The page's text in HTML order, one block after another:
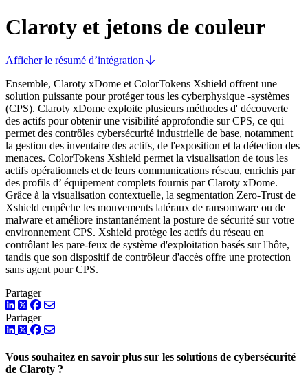
Claroty et jetons de couleur
Afficher le résumé d’intégration
Ensemble, Claroty xDome et ColorTokens Xshield offrent une
solution puissante pour protéger tous les cyberphysique -systèmes
(CPS). Claroty xDome exploite plusieurs méthodes d' découverte
des actifs pour obtenir une visibilité approfondie sur CPS, ce qui
permet des contrôles cybersécurité industrielle de base, notamment
la gestion des inventaire des actifs, de l'exposition et la détection des
menaces. ColorTokens Xshield permet la visualisation de tous les
actifs opérationnels et de leurs communications réseau, enrichis par
des profils d’ équipement complets fournis par Claroty xDome.
Grâce à la visualisation contextuelle, la segmentation Zero-Trust de
Xshield empêche les mouvements latéraux de ransomware ou de
malware et améliore instantanément la posture de sécurité sur votre
environnement CPS. Xshield protège les actifs du réseau en
contrôlant les pare-feux de système d'exploitation basés sur l'hôte,
tandis que son dispositif de contrôleur d'accès offre une protection
sans agent pour CPS.
Partager
LinkedIn
TwitterFacebook
Partager
LinkedIn
TwitterFacebook
Vous souhaitez en savoir plus sur les solutions de cybersécurité
de Claroty ?